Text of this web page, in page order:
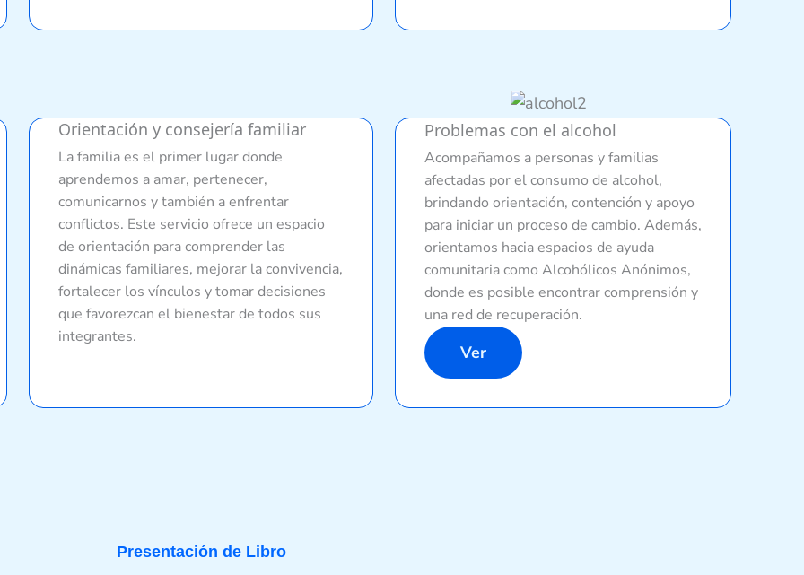
Orientación y consejería familiar
La familia es el primer lugar donde
aprendemos a amar, pertenecer,
comunicarnos y también a enfrentar
conflictos. Este servicio ofrece un espacio
de orientación para comprender las
dinámicas familiares, mejorar la convivencia,
fortalecer los vínculos y tomar decisiones
que favorezcan el bienestar de todos sus
integrantes.
Problemas con el alcohol
Acompañamos a personas y familias
afectadas por el consumo de alcohol,
brindando orientación, contención y apoyo
para iniciar un proceso de cambio. Además,
orientamos hacia espacios de ayuda
comunitaria como Alcohólicos Anónimos,
donde es posible encontrar comprensión y
una red de recuperación.
Ver
Presentación de Libro